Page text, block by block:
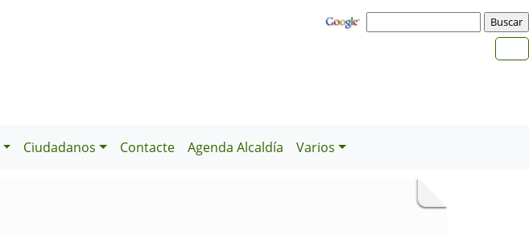
Ciudadanos Contacte Agenda Alcaldía Varios